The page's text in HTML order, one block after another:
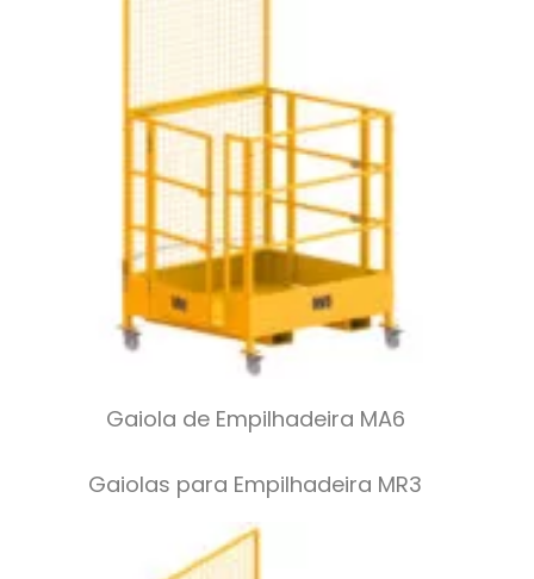
Gaiola de Empilhadeira MA6
Gaiolas para Empilhadeira MR3